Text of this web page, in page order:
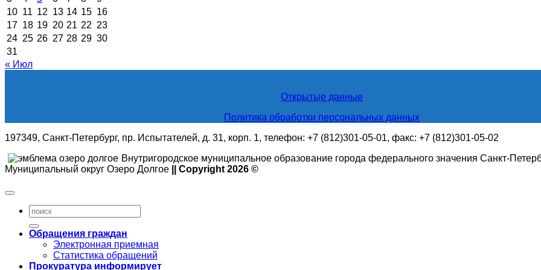
10 11 12 13 14 15 16
17 18 19 20 21 22 23
24 25 26 27 28 29 30
31
« Июл
Открытые данные
Политика обработки персональных данных
197349, Санкт-Петербург, пр. Испытателей, д. 31, корп. 1, телефон: +7 (812)301-05-01, факс: +7 (812)301-05-02
Внутригородское муниципальное образование города федерального значения Санкт-
Муниципальный округ Озеро Долгое
|| Copyright 2026 ©
Обращения граждан
Электронная приемная
Статистика обращений
Прокуратура информирует